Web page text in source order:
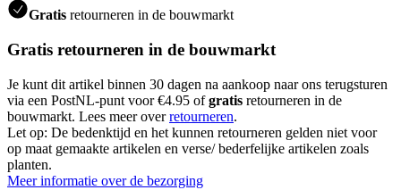
Gratis retourneren in de bouwmarkt
Gratis retourneren in de bouwmarkt
Je kunt dit artikel binnen 30 dagen na aankoop naar ons terugsturen
via een PostNL-punt voor €4.95 ofgratis retourneren in de
bouwmarkt. Lees meer overretourneren.
Let op: De bedenktijd en het kunnen retourneren gelden niet voor
op maat gemaakte artikelen en verse/ bederfelijke artikelen zoals
planten.
Meer informatie over de bezorging